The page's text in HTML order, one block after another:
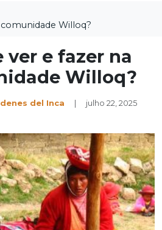
Willoq?
ver e fazer na
Willoq?
del Inca julho 22, 2025